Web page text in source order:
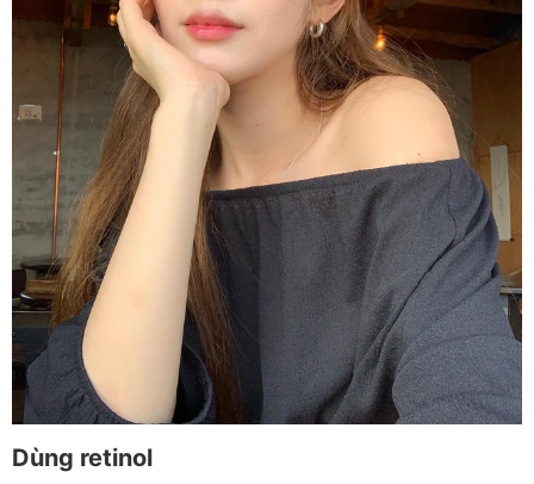
Dùng retinol